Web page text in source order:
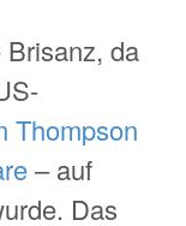
da
Thompson
– auf
Das